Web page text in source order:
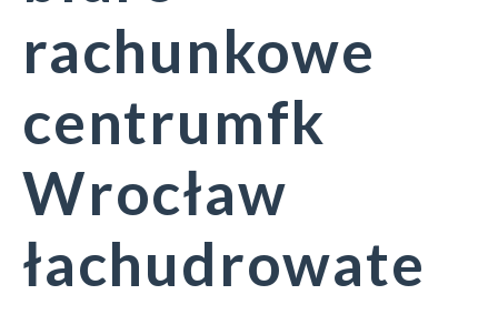
rachunkowe
centrumfk
Wrocław
łachudrowate